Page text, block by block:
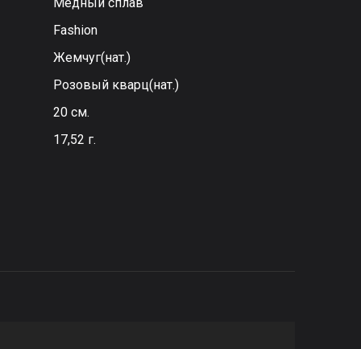
Fashion
Жемчуг(нат.)
Розовый кварц(нат.)
20 см.
17,52 г.